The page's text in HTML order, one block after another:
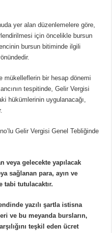
yer alan düzenlemelere göre,
için öncelikle bursun
bursun bitiminde ilgili
mükelleflerin bir hesap dönemi
tespitinde, Gelir Vergisi
hükümlerinin uygulanacağı,
Gelir Vergisi Genel Tebliğinde
veya gelecekte yapılacak
sağlanan para, ayın ve
tabi tutulacaktır.
yazılı şartla istisna
ve bu meyanda bursların,
teşkil eden ücret